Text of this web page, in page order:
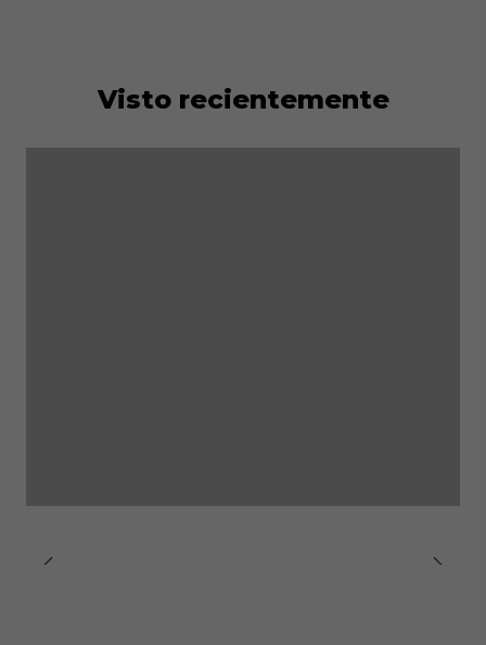
Visto recientemente